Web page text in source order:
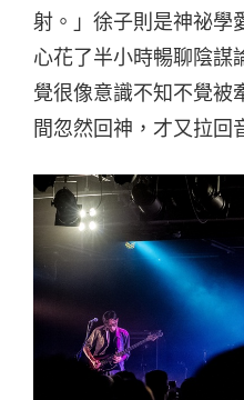
射。」徐子則是神祕學
心花了半小時暢聊陰謀
覺很像意識不知不覺被
間忽然回神，才又拉回